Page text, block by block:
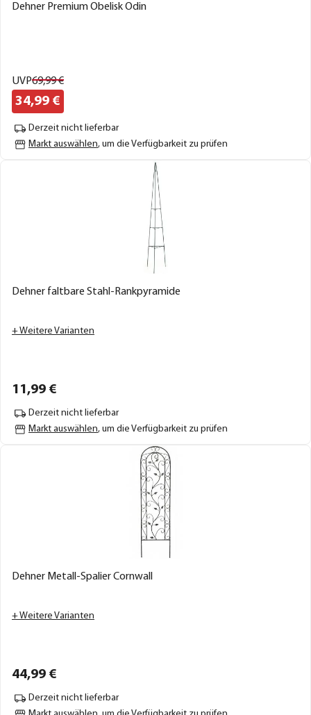
Dehner Premium Obelisk Odin
UVP69,99€
34,99 €
Derzeit nicht lieferbar
Markt auswählen, um die Verfügbarkeit zu prüfen
Dehner faltbare Stahl-Rankpyramide
+ Weitere Varianten
11,99 €
Derzeit nicht lieferbar
Markt auswählen, um die Verfügbarkeit zu prüfen
Dehner Metall-Spalier Cornwall
+ Weitere Varianten
44,99 €
Derzeit nicht lieferbar